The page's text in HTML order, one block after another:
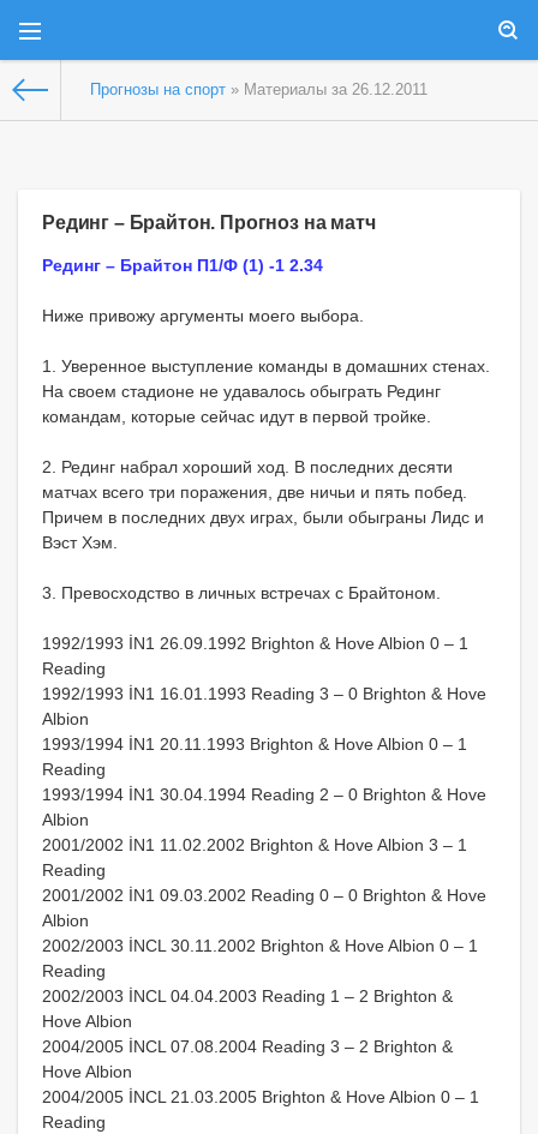
Прогнозы на спорт » Материалы за 26.12.2011
Рединг – Брайтон. Прогноз на матч
Рединг – Брайтон П1/Ф (1) -1 2.34
Ниже привожу аргументы моего выбора.
1. Уверенное выступление команды в домашних стенах.
На своем стадионе не удавалось обыграть Рединг
командам, которые сейчас идут в первой тройке.
2. Рединг набрал хороший ход. В последних десяти
матчах всего три поражения, две ничьи и пять побед.
Причем в последних двух играх, были обыграны Лидс и
Вэст Хэм.
3. Превосходство в личных встречах с Брайтоном.
1992/1993 İN1 26.09.1992 Brighton & Hove Albion 0 – 1
Reading
1992/1993 İN1 16.01.1993 Reading 3 – 0 Brighton & Hove
Albion
1993/1994 İN1 20.11.1993 Brighton & Hove Albion 0 – 1
Reading
1993/1994 İN1 30.04.1994 Reading 2 – 0 Brighton & Hove
Albion
2001/2002 İN1 11.02.2002 Brighton & Hove Albion 3 – 1
Reading
2001/2002 İN1 09.03.2002 Reading 0 – 0 Brighton & Hove
Albion
2002/2003 İNCL 30.11.2002 Brighton & Hove Albion 0 – 1
Reading
2002/2003 İNCL 04.04.2003 Reading 1 – 2 Brighton &
Hove Albion
2004/2005 İNCL 07.08.2004 Reading 3 – 2 Brighton &
Hove Albion
2004/2005 İNCL 21.03.2005 Brighton & Hove Albion 0 – 1
Reading